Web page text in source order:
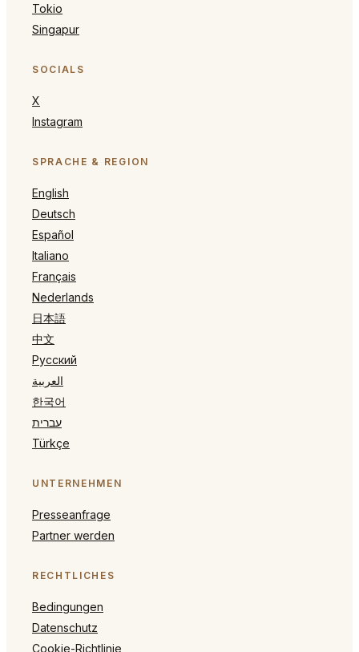
Tokio
Singapur
SOCIALS
X
Instagram
SPRACHE & REGION
English
Deutsch
Español
Italiano
Français
Nederlands
日本語
中文
Русский
العربية
한국어
עברית
Türkçe
UNTERNEHMEN
Presseanfrage
Partner werden
RECHTLICHES
Bedingungen
Datenschutz
Cookie-Richtlinie